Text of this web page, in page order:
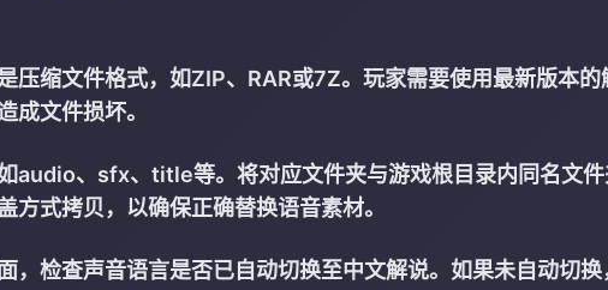
压缩文件格式，如ZIP、RAR或7Z。玩家需要使用最新版本的
成文件损坏。
audio、sfx、title等。将对应文件夹与游戏根目录内同名文
式拷贝，以确保正确替换语音素材。
，检查声音语言是否已自动切换至中文解说。如果未自动切换